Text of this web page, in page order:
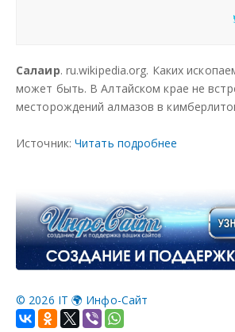
Салаир. ru.wikipedia.org. Каких
может быть. В Алтайском крае не
месторождений алмазов в
Источник: Читать подробнее
© 2026 IT 🌍 Инфо-Сайт